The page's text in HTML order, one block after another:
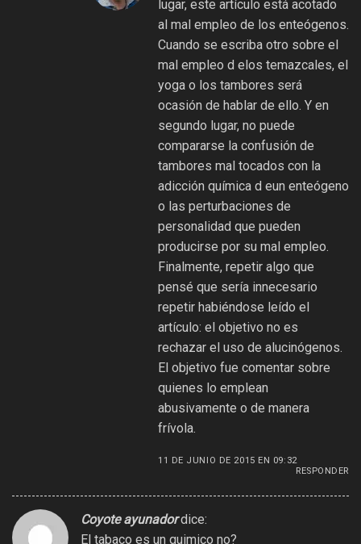
lugar, este artículo está acotado
al mal empleo de los enteógenos.
Cuando se escriba otro sobre el
mal empleo d elos temazcales, el
yoga o los tambores será
ocasión de hablar de ello. Y en
segundo lugar, no puede
compararse la confusión de
tambores mal tocados con la
adicción química d eun enteógeno
o las perturbaciones de
personalidad que pueden
producirse por su mal empleo.
Finalmente, repetir algo que
pensé que sería innecesario
repetir habiéndose leído el
artículo: el objetivo no es
rechazar el uso de alucinógenos.
El objetivo fue comentar sobre
quienes lo emplean
abusivamente o de manera
frívola.
11 DE JUNIO DE 2015 EN 09:32
RESPONDER
Coyote ayunador dice:
El tabaco es un quimico no?